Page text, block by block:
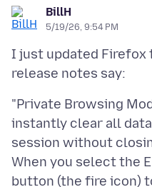
BillH
5/19/26, 9:54 PM
I just updated Firefox
"Private Browsing
instantly clear all
session without
When you select the
button (the fire icon)